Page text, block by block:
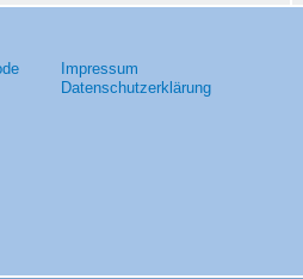
Impressum
Datenschutzerklärung